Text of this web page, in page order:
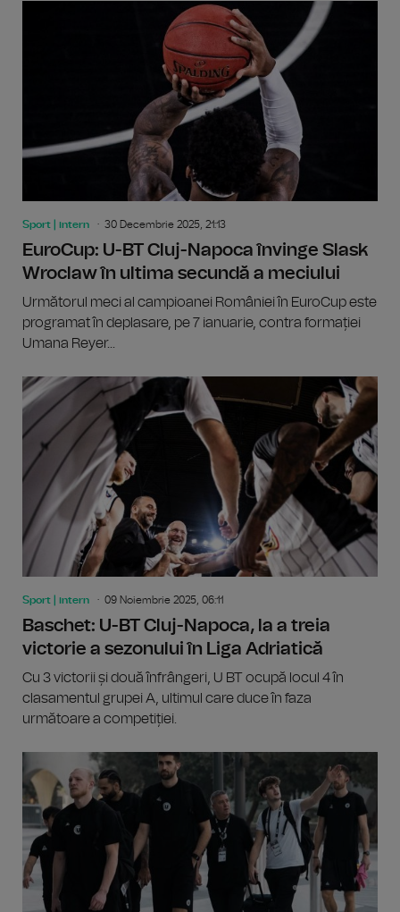
Sport | intern 30 Decembrie 2025, 21:13
EuroCup: U-BT Cluj-Napoca învinge Slask
Wroclaw în ultima secundă a meciului
Următorul meci al campioanei României în EuroCup este
programat în deplasare, pe 7 ianuarie, contra formației
Umana Reyer...
Sport | intern 09 Noiembrie 2025, 06:11
Baschet: U-BT Cluj-Napoca, la a treia
victorie a sezonului în Liga Adriatică
Cu 3 victorii și două înfrângeri, U BT ocupă locul 4 în
clasamentul grupei A, ultimul care duce în faza
următoare a competiției.